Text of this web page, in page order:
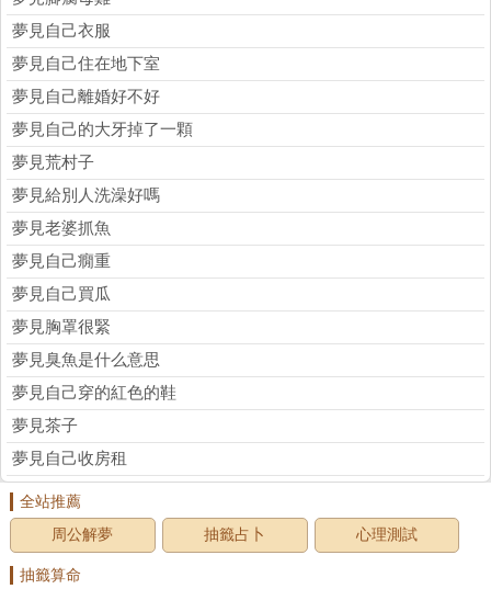
夢見自己衣服
夢見自己住在地下室
夢見自己離婚好不好
夢見自己的大牙掉了一顆
夢見荒村子
夢見給別人洗澡好嗎
夢見老婆抓魚
夢見自己癇重
夢見自己買瓜
夢見胸罩很緊
夢見臭魚是什么意思
夢見自己穿的紅色的鞋
夢見茶子
夢見自己收房租
全站推薦
周公解夢
抽籤占卜 心理測試
抽籤算命